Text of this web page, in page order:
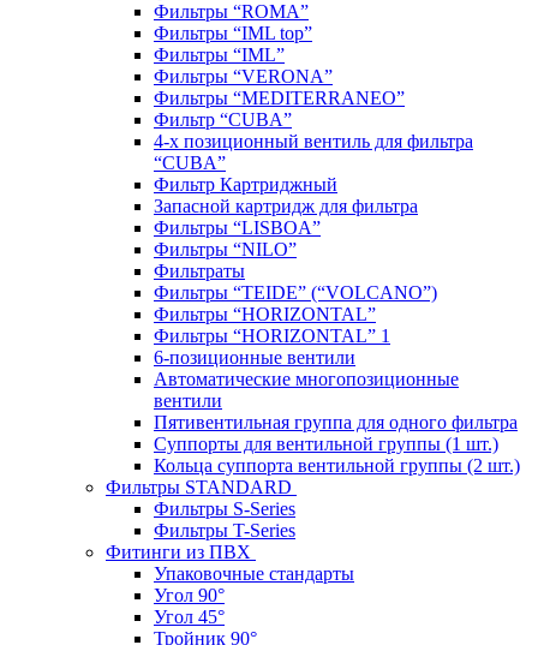
Фильтры “ROMA”
Фильтры “IML top”
Фильтры “IML”
Фильтры “VERONA”
Фильтры “MEDITERRANEO”
Фильтр “CUBA”
4-х позиционный вентиль для фильтра
“CUBA”
Фильтр Картриджный
Запасной картридж для фильтра
Фильтры “LISBOA”
Фильтры “NILO”
Фильтраты
Фильтры “TEIDE” (“VOLСANO”)
Фильтры “HORIZONTAL”
Фильтры “HORIZONTAL” 1
6-позиционные вентили
Автоматические многопозиционные
вентили
Пятивентильная группа для одного фильтра
Суппорты для вентильной группы (1 шт.)
Кольца суппорта вентильной группы (2 шт.)
Фильтры STANDARD
Фильтры S-Series
Фильтры T-Series
Фитинги из ПВХ
Упаковочные стандарты
Угол 90°
Угол 45°
Тройник 90°